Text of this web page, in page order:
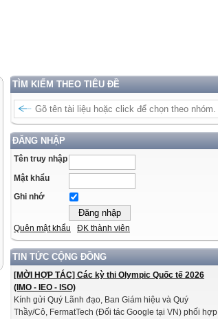
TÌM KIẾM THEO TIÊU ĐỀ
ĐĂNG NHẬP
Tên truy nhập
Mật khẩu
Ghi nhớ
Quên mật khẩu ĐK thành viên
TIN TỨC CỘNG ĐỒNG
[MỜI HỢP TÁC] Các kỳ thi Olympic Quốc tế 2026
(IMO - IEO - ISO)
Kính gửi Quý Lãnh đạo, Ban Giám hiệu và Quý
Thầy/Cô, FermatTech (Đối tác Google tại VN) phối hợp